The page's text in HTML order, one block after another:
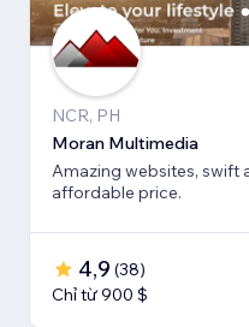
NCR, PH
Moran Multimedia
Amazing websites, swift
affordable price.
4,9 (38)
Chỉ từ 900 $